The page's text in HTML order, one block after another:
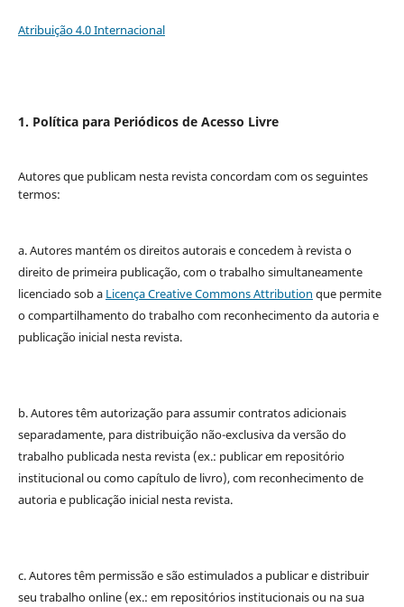
Atribuição 4.0 Internacional
1. Política para Periódicos de Acesso Livre
Autores que publicam nesta revista concordam com os seguintes
termos:
a. Autores mantém os direitos autorais e concedem à revista o
direito de primeira publicação, com o trabalho simultaneamente
licenciado sob a Licença Creative Commons Attribution que permite
o compartilhamento do trabalho com reconhecimento da autoria e
publicação inicial nesta revista.
b. Autores têm autorização para assumir contratos adicionais
separadamente, para distribuição não-exclusiva da versão do
trabalho publicada nesta revista (ex.: publicar em repositório
institucional ou como capítulo de livro), com reconhecimento de
autoria e publicação inicial nesta revista.
c. Autores têm permissão e são estimulados a publicar e distribuir
seu trabalho online (ex.: em repositórios institucionais ou na sua